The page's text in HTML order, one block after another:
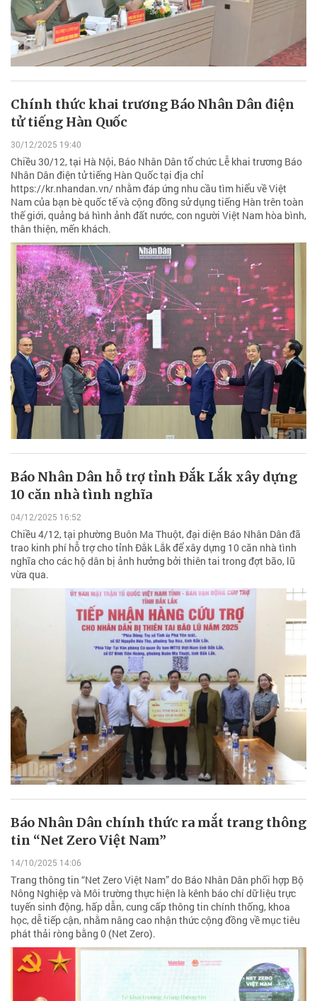
Chính thức khai trương Báo Nhân Dân điện
tử tiếng Hàn Quốc
30/12/2025 19:40
Chiều 30/12, tại Hà Nội, Báo Nhân Dân tổ chức Lễ khai trương Báo
Nhân Dân điện tử tiếng Hàn Quốc tại địa chỉ
https://kr.nhandan.vn/ nhằm đáp ứng nhu cầu tìm hiểu về Việt
Nam của bạn bè quốc tế và cộng đồng sử dụng tiếng Hàn trên toàn
thế giới, quảng bá hình ảnh đất nước, con người Việt Nam hòa bình,
thân thiện, mến khách.
Báo Nhân Dân hỗ trợ tỉnh Đắk Lắk xây dựng
10 căn nhà tình nghĩa
04/12/2025 16:52
Chiều 4/12, tại phường Buôn Ma Thuột, đại diện Báo Nhân Dân đã
trao kinh phí hỗ trợ cho tỉnh Đắk Lắk để xây dựng 10 căn nhà tình
nghĩa cho các hộ dân bị ảnh hưởng bởi thiên tai trong đợt bão, lũ
vừa qua.
Báo Nhân Dân chính thức ra mắt trang thông
tin “Net Zero Việt Nam”
14/10/2025 14:06
Trang thông tin “Net Zero Việt Nam” do Báo Nhân Dân phối hợp Bộ
Nông Nghiệp và Môi trường thực hiện là kênh báo chí dữ liệu trực
tuyến sinh động, hấp dẫn, cung cấp thông tin chính thống, khoa
học, dễ tiếp cận, nhằm nâng cao nhận thức cộng đồng về mục tiêu
phát thải ròng bằng 0 (Net Zero).